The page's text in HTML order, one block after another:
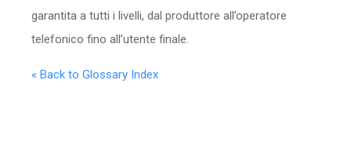
garantita a tutti i livelli, dal produttore all’operatore
telefonico fino all’utente finale.
« Back to Glossary Index